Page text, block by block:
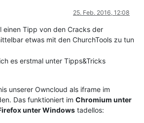
25. Feb. 2016, 12:08
einen Tipp von den Cracks der
etwas mit den ChurchTools zu tun
es erstmal unter Tipps&Tricks
unserer Owncloud als iframe im
Das funktioniert im Chromium unter
unter Windows tadellos: